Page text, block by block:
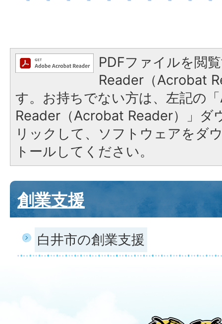
PDFファイルを閲
Reader（Acrobat
す。お持ちでない方は、左記の
Reader（Acrobat Reader）」ダ
リックして、ソフトウェアをダ
トールしてください。
創業支援
白井市の創業支援